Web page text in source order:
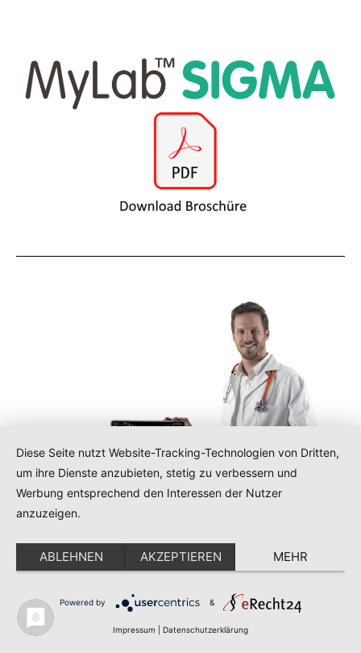
Diese Seite nutzt Website-Tracking-Technologien von Dritten,
um ihre Dienste anzubieten, stetig zu verbessern und
Werbung entsprechend den Interessen der Nutzer
anzuzeigen.
ABLEHNEN AKZEPTIEREN MEHR
Powered by &
Impressum Datenschutzerklärung
Diese Website benutzt Cookies. Wenn Sie die Website weiter
nutzen, stimmen Sie der Verwendung von Cookies zu.
Akzeptieren
Erfahren Sie mehr!